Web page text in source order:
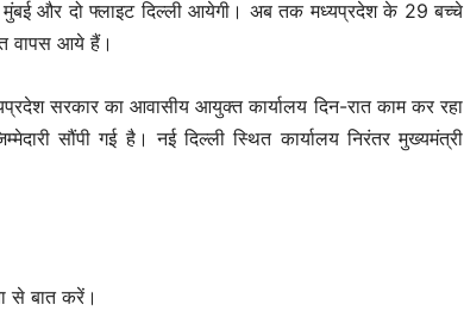
और दो फ्लाइट दिल्ली आयेगी। अब तक मध्यप्रदेश के 29 बच्चे
वापस आये हैं।
सरकार का आवासीय आयुक्त कार्यालय दिन-रात काम कर रहा
सौंपी गई है। नई दिल्ली स्थित कार्यालय निरंतर मुख्यमंत्री
से बात करें।